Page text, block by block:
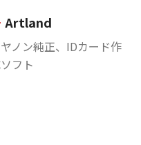
Artland
ノン純正、IDカード作
フト